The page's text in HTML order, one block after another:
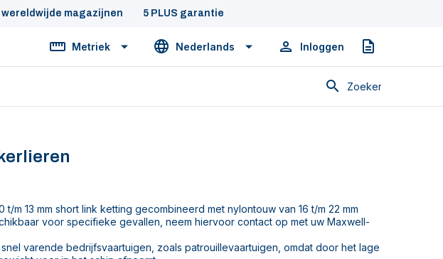
wereldwijde magazijnen 5 PLUS garantie
Metriek Nederlands Inloggen Offerte
Zoeken
t/m 13 mm short link ketting gecombineerd met nylontouw van 16 t/m 22 mm
voor specifieke gevallen, neem hiervoor contact op met uw Maxwell-
varende bedrijfsvaartuigen, zoals patrouillevaartuigen, omdat door het lage